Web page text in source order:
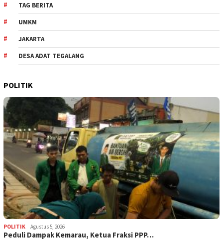
TAG BERITA
UMKM
JAKARTA
DESA ADAT TEGALANG
POLITIK
POLITIK Agustus 5, 2026
‎Peduli Dampak Kemarau, Ketua Fraksi PPP…